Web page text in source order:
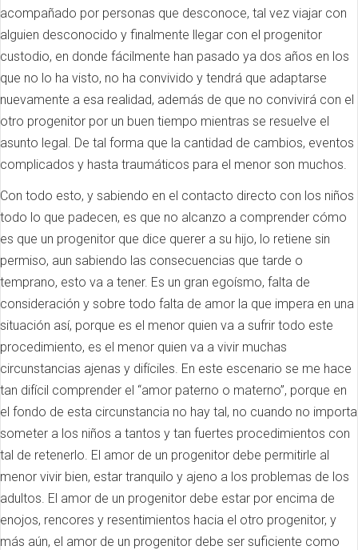
acompañado por personas que desconoce, tal vez viajar con
alguien desconocido y finalmente llegar con el progenitor
custodio, en donde fácilmente han pasado ya dos años en los
que no lo ha visto, no ha convivido y tendrá que adaptarse
nuevamente a esa realidad, además de que no convivirá con el
otro progenitor por un buen tiempo mientras se resuelve el
asunto legal. De tal forma que la cantidad de cambios, eventos
complicados y hasta traumáticos para el menor son muchos.
Con todo esto, y sabiendo en el contacto directo con los niños
todo lo que padecen, es que no alcanzo a comprender cómo
es que un progenitor que dice querer a su hijo, lo retiene sin
permiso, aun sabiendo las consecuencias que tarde o
temprano, esto va a tener. Es un gran egoísmo, falta de
consideración y sobre todo falta de amor la que impera en una
situación así, porque es el menor quien va a sufrir todo este
procedimiento, es el menor quien va a vivir muchas
circunstancias ajenas y difíciles. En este escenario se me hace
tan difícil comprender el “amor paterno o materno”, porque en
el fondo de esta circunstancia no hay tal, no cuando no importa
someter a los niños a tantos y tan fuertes procedimientos con
tal de retenerlo. El amor de un progenitor debe permitirle al
menor vivir bien, estar tranquilo y ajeno a los problemas de los
adultos. El amor de un progenitor debe estar por encima de
enojos, rencores y resentimientos hacia el otro progenitor, y
más aún, el amor de un progenitor debe ser suficiente como